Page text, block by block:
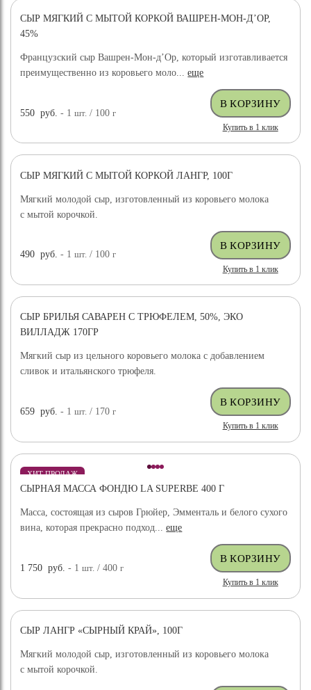
СЫР МЯГКИЙ С МЫТОЙ КОРКОЙ ВАШРЕН-МОН-Д’ОР,
45%
Французский сыр Вашрен-Мон-д’Ор, который изготавливается
преимущественно из коровьего моло...еще
550 руб. - 1шт. / 100г
Купить в 1 клик
СЫР МЯГКИЙ С МЫТОЙ КОРКОЙ ЛАНГР, 100Г
Мягкий молодой сыр, изготовленный из коровьего молока
с мытой корочкой.
490 руб. - 1шт. / 100г
Купить в 1 клик
СЫР БРИЛЬЯ САВАРЕН С ТРЮФЕЛЕМ, 50%, ЭКО
ВИЛЛАДЖ 170ГР
Мягкий сыр из цельного коровьего молока с добавлением
сливок и итальянского трюфеля.
659 руб. - 1шт. / 170г
Купить в 1 клик
ХИТ ПРОДАЖ
СЫРНАЯ МАССА ФОНДЮ LA SUPERBE 400 Г
Масса, состоящая из сыров Грюйер, Эмменталь и белого сухого
вина, которая прекрасно подход...еще
1 750 руб. - 1шт. / 400г
Купить в 1 клик
СЫР ЛАНГР «СЫРНЫЙ КРАЙ», 100Г
Мягкий молодой сыр, изготовленный из коровьего молока
с мытой корочкой.